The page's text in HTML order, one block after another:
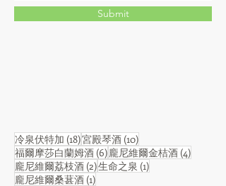
冷泉伏特加 (18)18 篇文章
宮殿琴酒 (10)10 篇文章
福爾摩莎白蘭姆酒 (6)6 篇文章
龐尼維爾金桔酒 (4)4 篇文章
龐尼維爾荔枝酒 (2)2 篇文章
生命之泉 (1)1 篇文章
龐尼維爾桑葚酒 (1)1 篇文章
Submit